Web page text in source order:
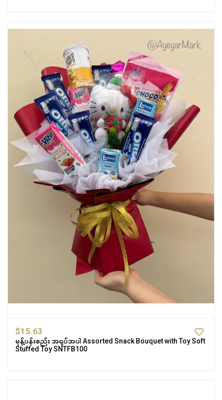
$15.63
မုန့်ပန်းစည်း အရုပ်အပါ Assorted Snack Bouquet with Toy Soft
Stuffed Toy SNTFB100